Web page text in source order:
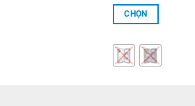
CHỌN
phẩm
này